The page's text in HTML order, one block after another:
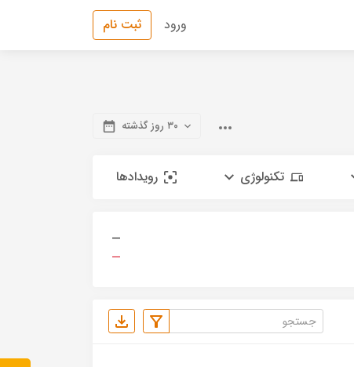
ورود ثبت نام
۳۰ روز گذشته
تکنولوژی رویدادها
—
—